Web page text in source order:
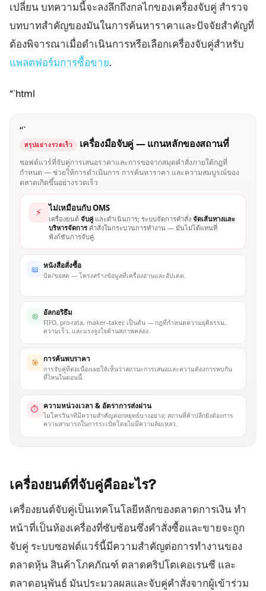
เปลี่ยน บทความนี้จะลงลึกถึงกลไกของเครื่องจับคู่ สำรวจ
บทบาทสำคัญของมันในการค้นหาราคาและปัจจัยสำคัญที่
ต้องพิจารณาเมื่อดำเนินการหรือเลือกเครื่องจับคู่สำหรับ
แพลตฟอร์มการซื้อขาย.
“`html
“`
สรุปอย่างรวดเร็ว เครื่องมือจับคู่ — แกนหลักของสถานที่
ซอฟต์แวร์ที่จับคู่การเสนอราคาและการขอจากสมุดคำสั่งภายใต้กฎที่
กำหนด — ช่วยให้การดำเนินการ การค้นหาราคา และความสมบูรณ์ของ
ตลาดเกิดขึ้นอย่างรวดเร็ว
⚡ ไม่เหมือนกับ OMS
เครื่องยนต์ จับคู่และดำเนินการ; ระบบจัดการคำสั่ง จัดเส้นทางและ
บริหารจัดการคำสั่งในกระบวนการทำงาน — มันไม่ได้แทนที่
ฟังก์ชันการจับคู่.
📖 หนังสือสั่งซื้อ
บิด/ขอสด — โครงสร้างข้อมูลที่เครื่องอ่านและอัปเดต.
◎ อัลกอริธึม
FIFO, pro-rata, maker–taker, เป็นต้น — กฎที่กำหนดความยุติธรรม,
ความเร็ว, และแรงจูงใจด้านสภาพคล่อง.
🎯 การค้นพบราคา
การจับคู่ที่ต่อเนื่องเผยให้เห็นว่าสถานะการเสนอและความต้องการพบกัน
ที่ไหนในตอนนี้.
⏱ ความหน่วงเวลา & อัตราการส่งผ่าน
ไมโครวินาทีมีความสำคัญต่อกลยุทธ์บางอย่าง; สถานที่ค้าปลีกยังต้องการ
ความสามารถในการระเบิดโดยไม่มีความล้มเหลว.
เครื่องยนต์ที่จับคู่คืออะไร?
เครื่องยนต์จับคู่เป็นเทคโนโลยีหลักของตลาดการเงิน ทำ
หน้าที่เป็นห้องเครื่องที่ซับซ้อนซึ่งคำสั่งซื้อและขายจะถูก
จับคู่ ระบบซอฟต์แวร์นี้มีความสำคัญต่อการทำงานของ
ตลาดหุ้น สินค้าโภคภัณฑ์ ตลาดคริปโตเคอเรนซี และ
ตลาดอนุพันธ์ มันประมวลผลและจับคู่คำสั่งจากผู้เข้าร่วม
คำศัพท์
วิดีโอสอนเทรด
เครื่องคำนวณกำไร
แผนธุรกิจ
เหตุการณ์
ตัวเลข
ข่าวบริษัท
การทำงาน